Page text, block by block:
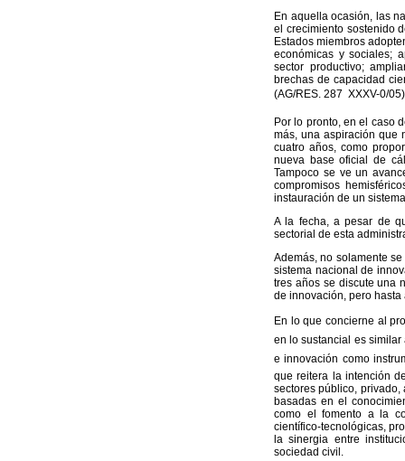
En aquella ocasión, las
el crecimiento sostenido
Estados miembros
económicas y sociales;
sector productivo;
brechas de capacidad
(AG/RES. 287  XXXV-0/
Por lo pronto, en el caso
más, una aspiración que
cuatro años, como
nueva base oficial de
Tampoco se ve un
compromisos
instauración de un
A la fecha, a pesar de
sectorial de esta
Además, no solamente
sistema nacional de
tres años se discute una
de innovación, pero
En lo que concierne al
en lo sustancial es similar
e innovación como
que reitera la intención
sectores público,
basadas en el
como el fomento a la
científico-tecnológicas,
la sinergia entre
sociedad civil.